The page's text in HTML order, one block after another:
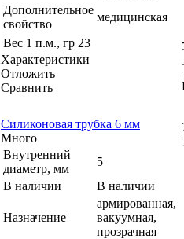
Дополнительное
свойство
медицинская
Вес 1 п.м., гр 23
Характеристики
Отложить
Сравнить
Силиконовая трубка 6 мм
Много
Внутренний
диаметр, мм
5
В наличии
В наличии
Назначение
армированная,
вакуумная,
прозрачная